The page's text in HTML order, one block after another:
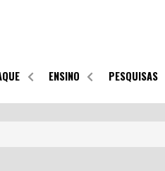
ENSINO PESQUISAS